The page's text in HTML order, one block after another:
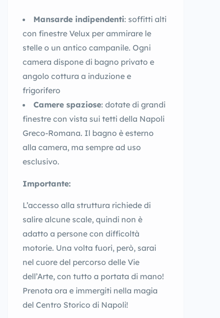
Mansarde indipendenti: soffitti alti
con finestre Velux per ammirare le
stelle o un antico campanile. Ogni
camera dispone di bagno privato e
angolo cottura a induzione e
frigorifero
Camere spaziose: dotate di grandi
finestre con vista sui tetti della Napoli
Greco-Romana. Il bagno è esterno
alla camera, ma sempre ad uso
esclusivo.
Importante:
L’accesso alla struttura richiede di
salire alcune scale, quindi non è
adatto a persone con difficoltà
motorie. Una volta fuori, però, sarai
nel cuore del percorso delle Vie
dell’Arte, con tutto a portata di mano!
Prenota ora e immergiti nella magia
del Centro Storico di Napoli!